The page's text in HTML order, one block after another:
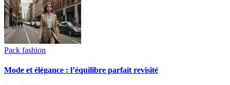
Pack fashion
Mode et élégance : l’équilibre parfait revisité